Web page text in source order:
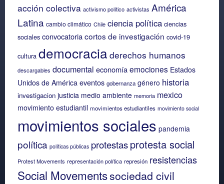
acción colectiva activismo político activistas América
Latina cambio climático Chile ciencia política ciencias
sociales convocatoriacortos de investigación covid-19
cultura democracia derechos humanos
descargables documental economíaemociones Estados
Unidos de América eventos gobernanza género historia
investigacion justicia medio ambiente memoria mexico
movimiento estudiantil movimientos estudiantiles movimiento social
movimientos sociales pandemia
política políticas públicas protestasprotesta social
Protest Movements representación política represión resistencias
Social Movementssociedad civil